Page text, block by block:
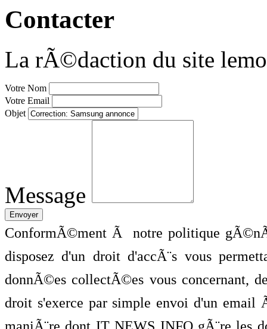
Contacter
La rÃ©daction du site
Votre Nom
Votre Email
Objet
Message
ConformÃ©ment Ã notre politique
disposez d'un droit d'accÃ¨s vous
donnÃ©es collectÃ©es vous concernant,
droit s'exerce par simple envoi d'un
maniÃ¨re dont IT NEWS INFO gÃ¨re les